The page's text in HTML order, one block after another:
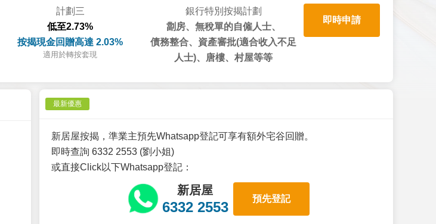
計劃三
低至2.73%
按揭現金回贈高達 2.03%
適用於轉按套現
銀行特別按揭計劃
劏房、無稅單的自僱人士、
債務整合、資產審批(適合收入不足
人士)、唐樓、村屋等等
即時申請
最新優惠
新居屋按揭，準業主預先Whatsapp登記可享有額外宅谷回贈。
即時查詢 6332 2553 (劉小姐)
或直接Click以下Whatsapp登記：
新居屋
6332 2553
預先登記